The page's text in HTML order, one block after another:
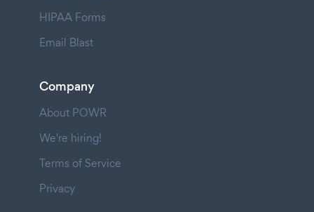
HIPAA Forms
Email Blast
Company
About POWR
We're hiring!
Terms of Service
Privacy